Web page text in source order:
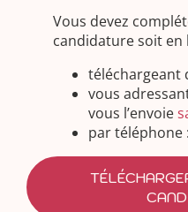
Vous devez
candidature soit en
téléchargeant
vous
vous l’envoie
par téléphone :